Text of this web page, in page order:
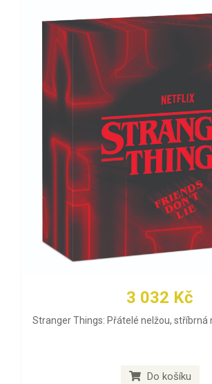
3 032 Kč
Stranger Things: Přátelé nelžou, stříbrná
Do košíku